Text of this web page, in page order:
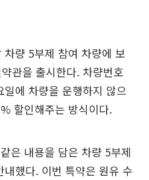
량 5부제 참여 차량에 보
관을 출시한다. 차량번호
에 차량을 운행하지 않으
할인해주는 방식이다.
은 내용을 담은 차량 5부제
했다. 이번 특약은 원유 수